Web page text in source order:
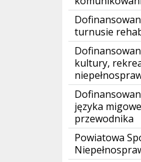
turnusie
kultury,
języka
przewodnika
Powiatowa